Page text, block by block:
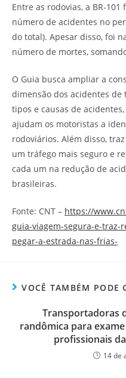
Entre as rodovias, a BR-
número de acidentes no
do total). Apesar disso, foi
número de mortes,
O Guia busca ampliar a
dimensão dos acidentes
tipos e causas de
ajudam os motoristas a
rodoviários. Além disso,
um tráfego mais seguro e
cada um na redução de
brasileiras.
Fonte: CNT – https://
guia-viagem-segura-e-traz-
pegar-a-estrada-nas-frias-
VOCÊ TAMBÉM PODE
Transportadoras
randômica para
profissionais
14 de